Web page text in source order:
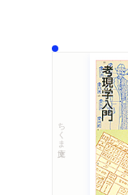
ちくま文庫